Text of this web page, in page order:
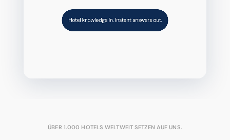
ÜBER 1.000 HOTELS WELTWEIT SETZEN AUF UNS.